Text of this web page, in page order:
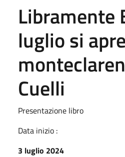
Libramente
luglio si
Cuelli
Presentazione libro
Data inizio :
3 luglio 2024